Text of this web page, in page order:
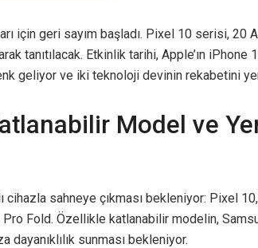
için geri sayım başladı. Pixel 10 serisi, 20
tanıtılacak. Etkinlik tarihi, Apple’ın iPhone
geliyor ve iki teknoloji devinin rekabetini
Model ve
cihazla sahneye çıkması bekleniyor: Pixel
Fold. Özellikle katlanabilir modelin,
sunması bekleniyor.